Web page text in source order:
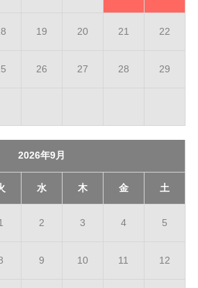
19 20 21 22
26 27 28 29
2026年9月
水 木 金 土
2 3 4 5
9 10 11 12